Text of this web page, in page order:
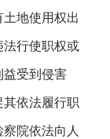
地使用权出
法行使职权或
益受到侵害
依法履行职
院依法向人